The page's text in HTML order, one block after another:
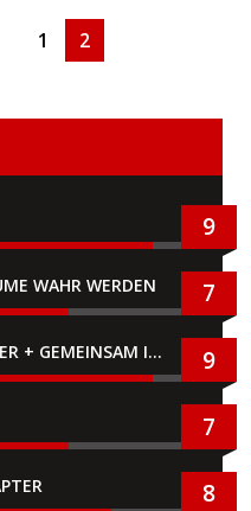
1 2
9
WAHR WERDEN 7
SUPER MARIO BROS. WONDER + GEMEINSAM IM BELLABEL-PARK 9
7
8